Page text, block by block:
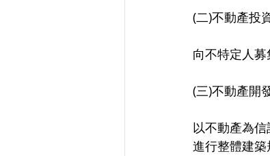
(二)不動產投
向不特定人募
(三)不動產開
以不動產為
進行整體建築